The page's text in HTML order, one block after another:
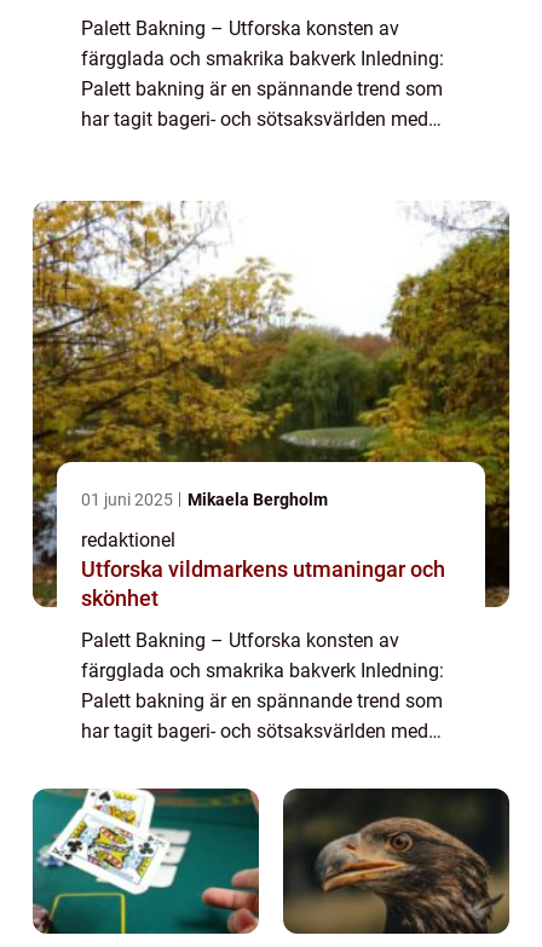
Palett Bakning – Utforska konsten av
färgglada och smakrika bakverk Inledning:
Palett bakning är en spännande trend som
har tagit bageri- och sötsaksvärlden med
01 juni 2025 Mikaela Bergholm
redaktionel
Utforska vildmarkens utmaningar och
skönhet
Palett Bakning – Utforska konsten av
färgglada och smakrika bakverk Inledning:
Palett bakning är en spännande trend som
har tagit bageri- och sötsaksvärlden med
smakrika bakverk inspirerade av färgglad...